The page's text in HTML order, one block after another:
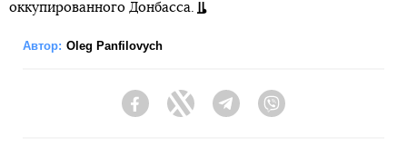
оккупированного Донбасса.
Автор: Oleg Panfilovych
FacebookTwitter Telegram